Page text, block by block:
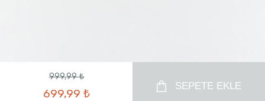
999,99 ₺
699,99 ₺
SEPETE EKLE